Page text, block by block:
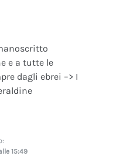
e a tutte le
dagli ebrei –> I
15:49